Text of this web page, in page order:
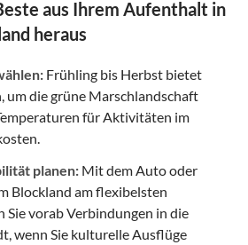
aus Ihrem Aufenthalt in
heraus
Frühling bis Herbst bietet
um die grüne Marschlandschaft
für Aktivitäten im
planen: Mit dem Auto oder
Blockland am flexibelsten
Sie vorab Verbindungen in die
wenn Sie kulturelle Ausflüge